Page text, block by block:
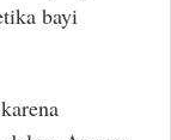
bayi